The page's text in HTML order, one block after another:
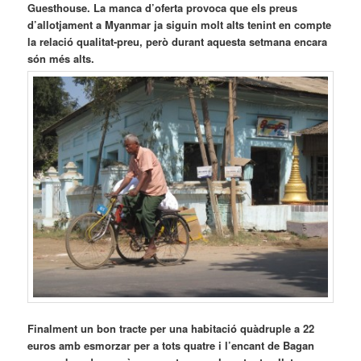
Guesthouse. La manca d’oferta provoca que els preus
d’allotjament a Myanmar ja siguin molt alts tenint en compte
la relació qualitat-preu, però durant aquesta setmana encara
són més alts.
Finalment un bon tracte per una habitació quàdruple a 22
euros amb esmorzar per a tots quatre i l’encant de Bagan